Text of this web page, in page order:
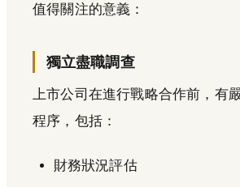
值得關注的意義：
獨立盡職調查
上市公司在進行戰略合作前，有
程序，包括：
財務狀況評估